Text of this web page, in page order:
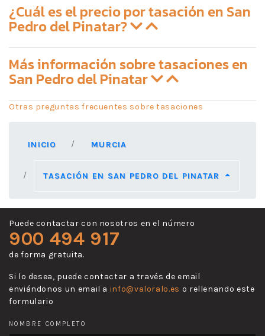
¿Cuál es el precio por tasación en San
Pedro del Pinatar?
Más información sobre tasaciones en
San Pedro del Pinatar
Otras preguntas frecuentes sobre tasaciones
INICIO MURCIA
TASACIÓN EN SAN PEDRO DEL PINATAR
Puede contactar con nosotros en el número
900 494 917
de forma gratuita.
Si lo desea, puede contactar a través de email
enviándonos un email a info@valoralo.es o rellenando este
formulario
NOMBRE COMPLETO